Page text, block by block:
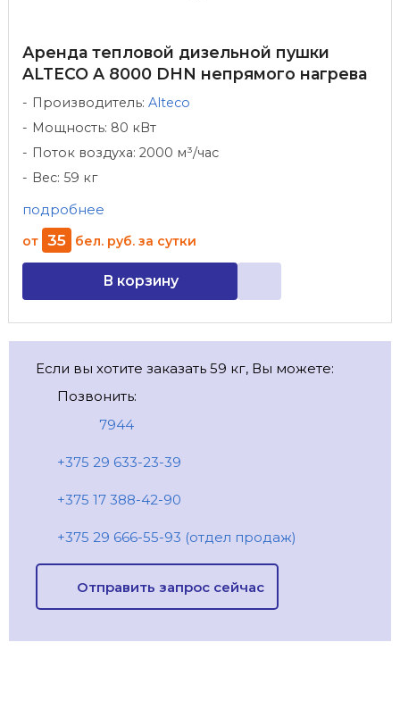
Аренда тепловой дизельной пушки
ALTECO A 8000 DHN непрямого нагрева
Производитель: Alteco
Мощность: 80 кВт
Поток воздуха: 2000 м³/час
Вес: 59 кг
подробнее
от 35 бел. руб. за сутки
В корзину
Если вы хотите заказать 59 кг, Вы можете:
Позвонить:
7944
+375 29 633-23-39
+375 17 388-42-90
+375 29 666-55-93 (отдел продаж)
Отправить запрос сейчас